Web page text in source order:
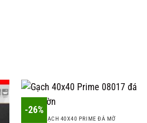
-26%
GẠCH 40X40 PRIME ĐÁ MỜ